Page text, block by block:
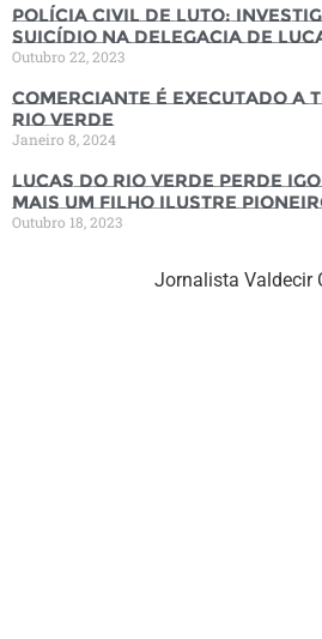
Polícia Civil de luto:
suicídio na Delegacia de
Outubro 22, 2023
Comerciante é executado a
Rio Verde
Janeiro 8, 2024
Lucas do Rio Verde perde
mais um filho ilustre
Outubro 18, 2023
Jornalista Valdecir